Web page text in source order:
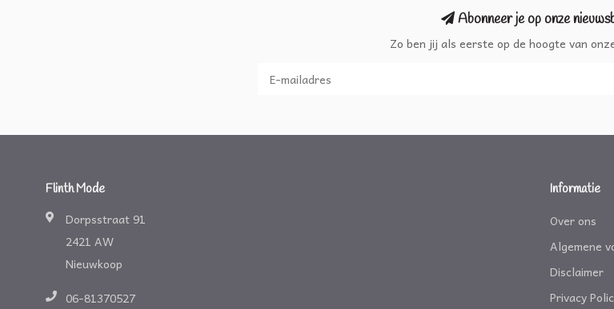
Abonneer je op onze
Zo ben jij als eerste op de hoogte van
Flinth Mode
Dorpsstraat 91
2421 AW
Nieuwkoop
06-81370527
Informatie
Over ons
Algemene
Disclaimer
Privacy